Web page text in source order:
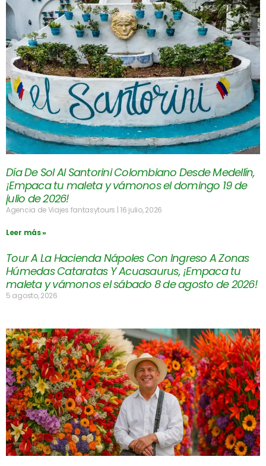
Día De Sol Al Santorini Colombiano Desde Medellín,
¡Empaca tu maleta y vámonos el domingo 19 de
julio de 2026!
Agencia de Viajes fantasytours 16 julio, 2026
Leer más »
Tour A La Hacienda Nápoles Con Ingreso A Zonas
Húmedas Cataratas Y Acuasaurus, ¡Empaca tu
maleta y vámonos el sábado 8 de agosto de 2026!
5 agosto, 2026